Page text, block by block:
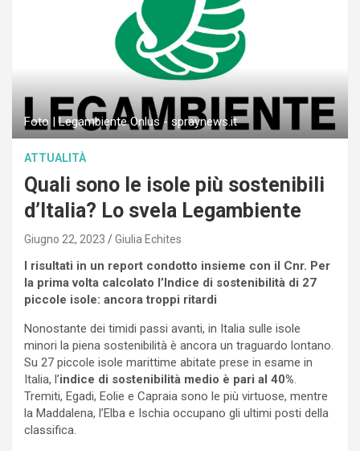
Foto | Legambiente Onlus - spraynews.it
ATTUALITÀ
Quali sono le isole più sostenibili
d’Italia? Lo svela Legambiente
Giugno 22, 2023 Giulia Echites
I risultati in un report condotto insieme con il Cnr. Per
la prima volta calcolato l’Indice di sostenibilità di 27
piccole isole: ancora troppi ritardi
Nonostante dei timidi passi avanti, in Italia sulle isole
minori la piena sostenibilità è ancora un traguardo lontano.
Su 27 piccole isole marittime abitate prese in esame in
Italia, l’indice di sostenibilità medio è pari al 40%.
Tremiti, Egadi, Eolie e Capraia sono le più virtuose, mentre
la Maddalena, l’Elba e Ischia occupano gli ultimi posti della
classifica.